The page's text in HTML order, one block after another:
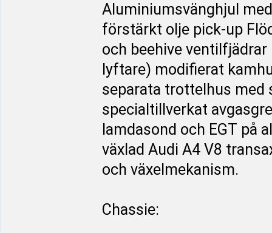
Aluminiumsvänghjul
förstärkt olje pick-up
och beehive
lyftare) modifierat
separata trottelhus med
specialtillverkat
lamdasond och EGT på
växlad Audi A4 V8
och växelmekanism.
Chassie: